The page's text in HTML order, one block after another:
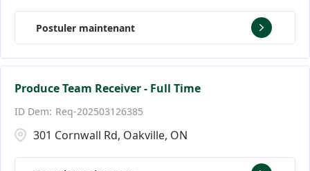
Postuler maintenant
Produce Team Receiver - Full Time
Req-202503126385
301 Cornwall Rd, Oakville, ON